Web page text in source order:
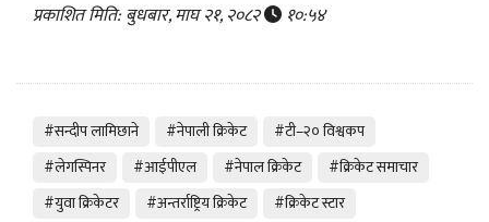
प्रकाशित मिति: बुधबार, माघ २१, २०८२ १०:५४
#सन्दीप लामिछाने #नेपाली क्रिकेट
#टी–२० विश्वकप
#लेगस्पिनर
#आईपीएल #नेपाल क्रिकेट
#क्रिकेट समाचार
#युवा क्रिकेटर
#अन्तर्राष्ट्रिय क्रिकेट
#क्रिकेट स्टार